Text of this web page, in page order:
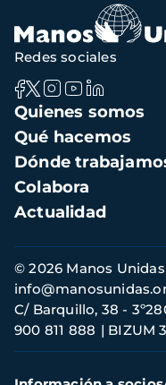
Navegación
principal
Quienes somos
Qué hacemos
Dónde
Colabora
Actualidad
Redes sociales
Información
de
contacto
© 2026 Manos Unidas
C/ Barquillo, 38 -
900 811 888
BIZUM